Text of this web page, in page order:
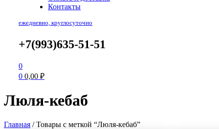
Контакты
ежедневно, круглосуточно
+7(993)635-51-51
0
0 0,00 ₽
Люля-кебаб
Главная /Товары с меткой “Люля-кебаб”